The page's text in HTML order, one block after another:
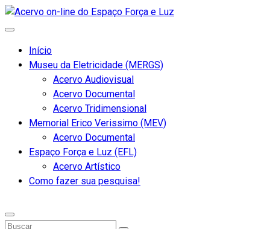
Início
Museu da Eletricidade (MERGS)
Acervo Audiovisual
Acervo Documental
Acervo Tridimensional
Memorial Erico Verissimo (MEV)
Acervo Documental
Espaço Força e Luz (EFL)
Acervo Artístico
Como fazer sua pesquisa!